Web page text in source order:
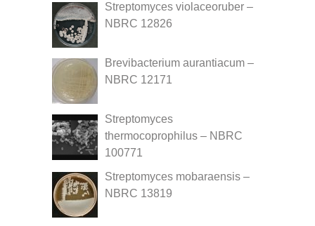
Streptomyces violaceoruber –
NBRC 12826
Brevibacterium aurantiacum –
NBRC 12171
Streptomyces
thermocoprophilus – NBRC
100771
Streptomyces mobaraensis –
NBRC 13819